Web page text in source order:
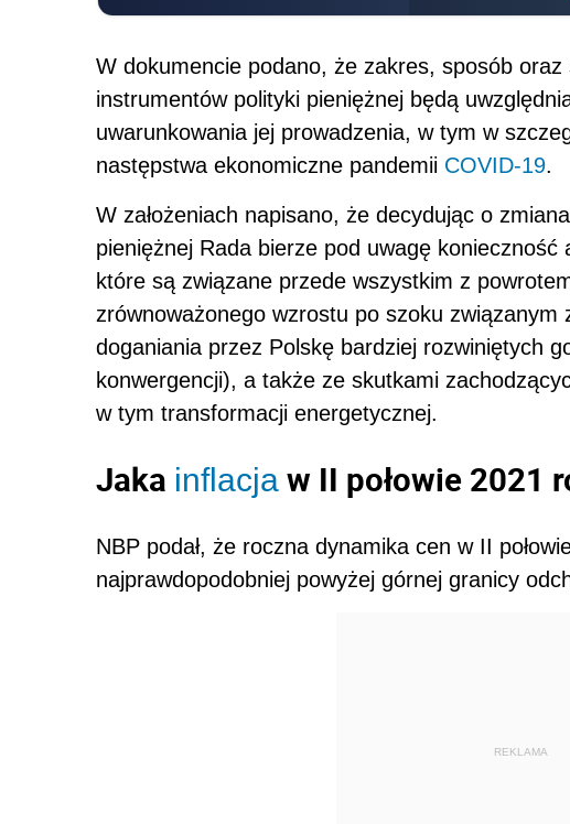
W dokumencie podano, że zakres, sposób
instrumentów polityki pieniężnej będą
uwarunkowania jej prowadzenia, w tym w
następstwa ekonomiczne pandemii COVID-19.
W założeniach napisano, że decydując o
pieniężnej Rada bierze pod uwagę
które są związane przede wszystkim z
zrównoważonego wzrostu po szoku
doganiania przez Polskę bardziej rozwiniętych
konwergencji), a także ze skutkami
w tym transformacji energetycznej.
Jaka inflacja w II połowie 2021
NBP podał, że roczna dynamika cen w II
najprawdopodobniej powyżej górnej granicy
REKLAMA